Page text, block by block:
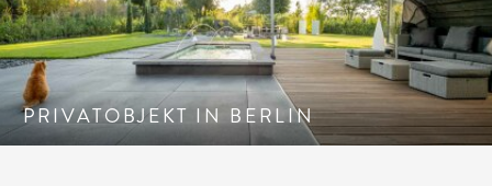
PRIVATOBJEKT IN BERLIN